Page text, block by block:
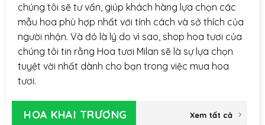
chúng tôi sẽ tư vấn, giúp khách hàng lựa chọn các
mẫu hoa phù hợp nhất với tính cách và sở thích của
người nhận. Và đó là lý do vì sao, shop hoa tươi của
chúng tôi tin rằng Hoa tươi Milan sẽ là sự lựa chọn
tuyệt vời nhất dành cho bạn trong việc mua hoa
tươi.
HOA KHAI TRƯƠNG Xem tất cả